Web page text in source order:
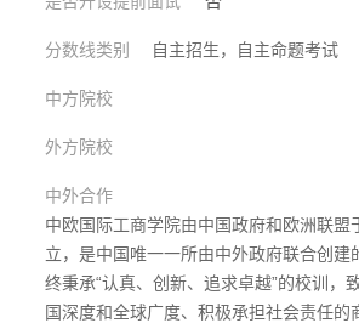
分数线类别 自主招生，自主命题考试
中方院校
外方院校
中外合作
中欧国际工商学院由中国政府和欧洲联盟
立，是中国唯一一所由中外政府联合创建
终秉承“认真、创新、追求卓越”的校训，
国深度和全球广度、积极承担社会责任的